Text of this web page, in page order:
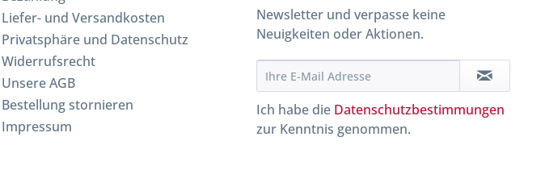
Liefer- und Versandkosten
Privatsphäre und Datenschutz
Widerrufsrecht
Unsere AGB
Bestellung stornieren
Impressum
Newsletter und verpasse keine
Neuigkeiten oder Aktionen.
Ich habe die Datenschutzbestimmungen
zur Kenntnis genommen.